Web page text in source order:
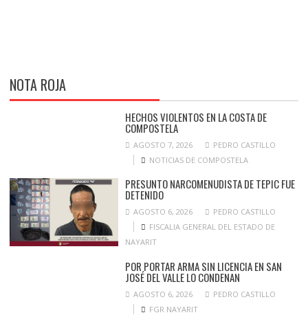
NOTA ROJA
HECHOS VIOLENTOS EN LA COSTA DE
COMPOSTELA
AGOSTO 7, 2026
PEDRO CASTILLO
NOTICIAS DE COMPOSTELA
PRESUNTO NARCOMENUDISTA DE TEPIC FUE
DETENIDO
AGOSTO 6, 2026
PEDRO CASTILLO
FISCALIA GENERAL DEL ESTADO DE
NAYARIT
POR PORTAR ARMA SIN LICENCIA EN SAN
JOSÉ DEL VALLE LO CONDENAN
AGOSTO 6, 2026
PEDRO CASTILLO
FGR NAYARIT